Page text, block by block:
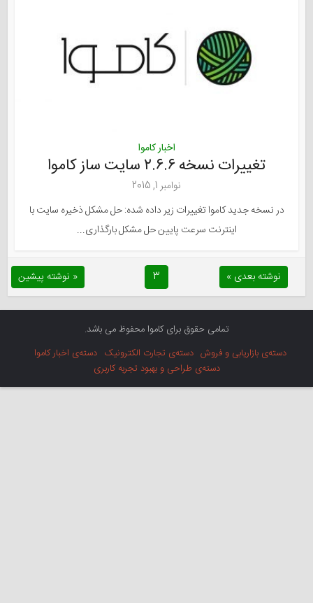
اخبار کاموا
تغییرات نسخه ۲.۶.۶ سایت ساز کاموا
نوامبر 1, 2015
در نسخه جدید کاموا تغییرات زیر داده شده: حل مشکل ذخیره سایت با
اینترنت سرعت پایین حل مشکل بارگذاری...
« نوشته پیشین 3 نوشته بعدی »
تمامی حقوق برای کاموا محفوظ می باشد.
دسته‌ی بازاریابی و فروش دسته‌ی تجارت الکترونیک دسته‌ی اخبار کاموا
دسته‌ی طراحی و بهبود تجربه کاربری